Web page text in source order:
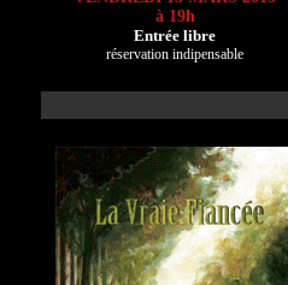
à 19h
Entrée libre
réservation indipensable